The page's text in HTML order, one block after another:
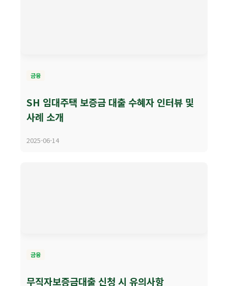
금융
SH 임대주택 보증금 대출 수혜자 인터뷰 및
사례 소개
2025-06-14
금융
무직자보증금대출 신청 시 유의사항